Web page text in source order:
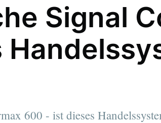
Signal
600 - ist dieses